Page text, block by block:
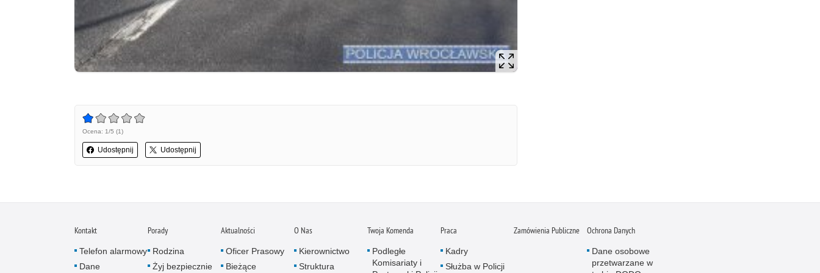
Ocena: 1/5 (1)
Udostępnij Udostępnij
Kontakt
Telefon alarmowy
Dane
Porady
Rodzina
Żyj bezpiecznie
Aktualności
Oficer Prasowy
Bieżące
O Nas
Kierownictwo
Struktura
Twoja Komenda
Podległe
Komisariaty i
Praca
Kadry
Służba w Policji
Zamówienia Publiczne Ochrona Danych
Dane osobowe
przetwarzane w